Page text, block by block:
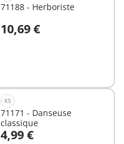
71188 - Herboriste
10,69 €
XS
71171 - Danseuse
classique
4,99 €